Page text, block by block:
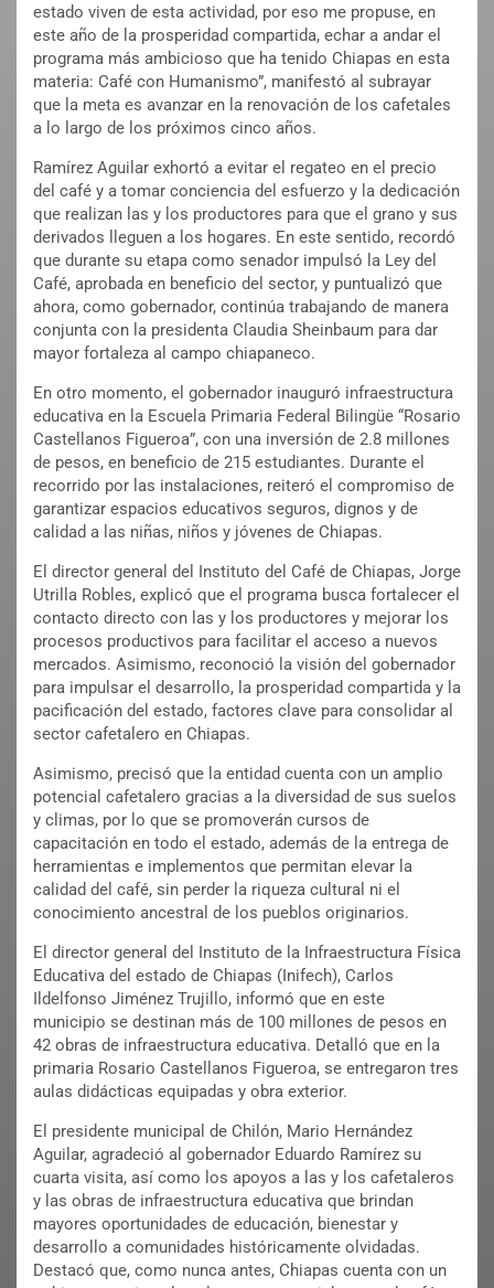
estado viven de esta actividad, por eso me propuse, en
este año de la prosperidad compartida, echar a andar el
programa más ambicioso que ha tenido Chiapas en esta
materia: Café con Humanismo”, manifestó al subrayar
que la meta es avanzar en la renovación de los cafetales
a lo largo de los próximos cinco años.
Ramírez Aguilar exhortó a evitar el regateo en el precio
del café y a tomar conciencia del esfuerzo y la dedicación
que realizan las y los productores para que el grano y sus
derivados lleguen a los hogares. En este sentido, recordó
que durante su etapa como senador impulsó la Ley del
Café, aprobada en beneficio del sector, y puntualizó que
ahora, como gobernador, continúa trabajando de manera
conjunta con la presidenta Claudia Sheinbaum para dar
mayor fortaleza al campo chiapaneco.
En otro momento, el gobernador inauguró infraestructura
educativa en la Escuela Primaria Federal Bilingüe “Rosario
Castellanos Figueroa”, con una inversión de 2.8 millones
de pesos, en beneficio de 215 estudiantes. Durante el
recorrido por las instalaciones, reiteró el compromiso de
garantizar espacios educativos seguros, dignos y de
calidad a las niñas, niños y jóvenes de Chiapas.
El director general del Instituto del Café de Chiapas, Jorge
Utrilla Robles, explicó que el programa busca fortalecer el
contacto directo con las y los productores y mejorar los
procesos productivos para facilitar el acceso a nuevos
mercados. Asimismo, reconoció la visión del gobernador
para impulsar el desarrollo, la prosperidad compartida y la
pacificación del estado, factores clave para consolidar al
sector cafetalero en Chiapas.
Asimismo, precisó que la entidad cuenta con un amplio
potencial cafetalero gracias a la diversidad de sus suelos
y climas, por lo que se promoverán cursos de
capacitación en todo el estado, además de la entrega de
herramientas e implementos que permitan elevar la
calidad del café, sin perder la riqueza cultural ni el
conocimiento ancestral de los pueblos originarios.
El director general del Instituto de la Infraestructura Física
Educativa del estado de Chiapas (Inifech), Carlos
Ildelfonso Jiménez Trujillo, informó que en este
municipio se destinan más de 100 millones de pesos en
42 obras de infraestructura educativa. Detalló que en la
primaria Rosario Castellanos Figueroa, se entregaron tres
aulas didácticas equipadas y obra exterior.
El presidente municipal de Chilón, Mario Hernández
Aguilar, agradeció al gobernador Eduardo Ramírez su
cuarta visita, así como los apoyos a las y los cafetaleros
y las obras de infraestructura educativa que brindan
mayores oportunidades de educación, bienestar y
desarrollo a comunidades históricamente olvidadas.
Destacó que, como nunca antes, Chiapas cuenta con un